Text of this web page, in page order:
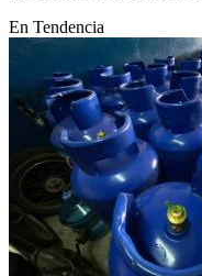
En Tendencia